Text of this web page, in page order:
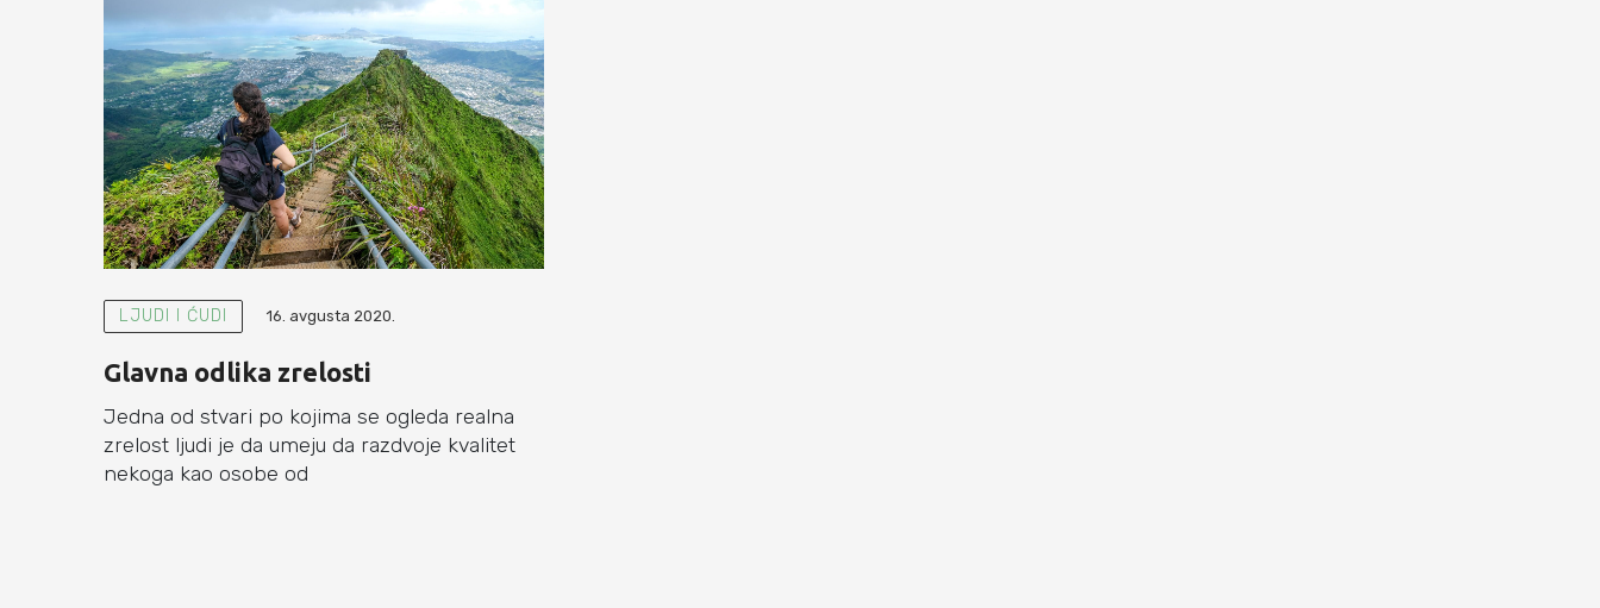
LJUDI I ĆUDI 16. avgusta 2020.
Glavna odlika zrelosti
Jedna od stvari po kojima se ogleda realna
zrelost ljudi je da umeju da razdvoje kvalitet
nekoga kao osobe od